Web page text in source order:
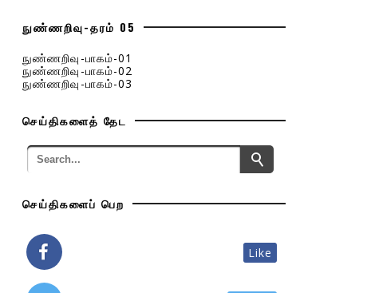
நுண்ணறிவு-தரம் 05
நுண்ணறிவு-பாகம்-01
நுண்ணறிவு-பாகம்-02
நுண்ணறிவு-பாகம்-03
செய்திகளைத் தேட
செய்திகளைப் பெற
Like